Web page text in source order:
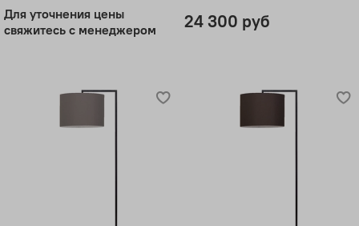
Для уточнения цены
свяжитесь с менеджером
24 300 руб